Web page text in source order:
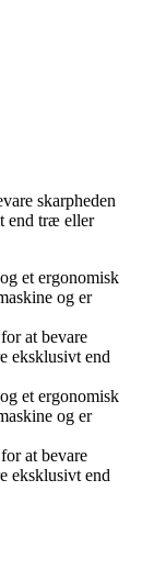
skarpheden
end træ eller
et ergonomisk
og er
at bevare
eksklusivt end
et ergonomisk
og er
at bevare
eksklusivt end